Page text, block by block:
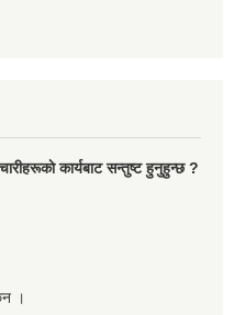
कार्यबाट सन्तुष्ट हुनुहुन्छ ?
।